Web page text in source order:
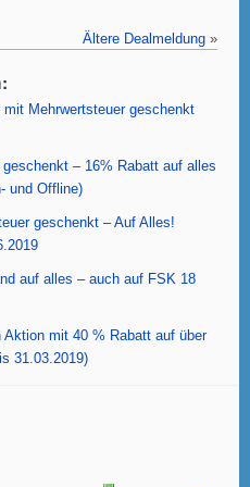
e
Ältere Dealmeldung »
Mehrwertsteuer geschenkt
geschenkt – 16% Rabatt auf alles
und Offline)
geschenkt – Auf Alles!
auf alles – auch auf FSK 18
mit 40 % Rabatt auf über
31.03.2019)